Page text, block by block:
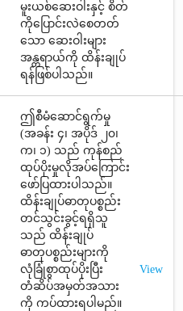
မူးယစ်ဆေးဝါးနှင့် စိတ်
ကိုပြောင်းလဲစေတတ်
သော ဆေးဝါးများ
အန္တရာယ်ကို ထိန်းချုပ်
ရန်ဖြစ်ပါသည်။
ဤစီမံဆောင်ရွက်မှု
(အခန်း ၄၊ အပိုဒ် ၂၀၊
က၊ ၁) သည် ကုန်စည်
ထုပ်ပိုးမှုလိုအပ်ကြောင်း
ဖော်ပြထားပါသည်။
ထိန်းချုပ်ဓာတုပစ္စည်း
တင်သွင်းခွင့်ရရှိသူ
သည် ထိန်းချုပ်
ဓာတုပစ္စည်းများကို
လုံခြုံစွာထုပ်ပိုးပြီး
တံဆိပ်အမှတ်အသား
ကို ကပ်ထားရပါမည်။
View